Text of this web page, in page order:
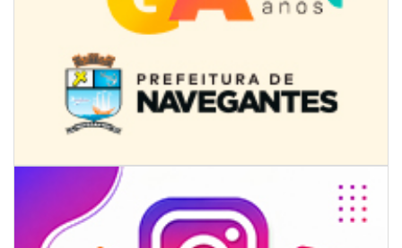
07/08/2026 | 07:00
Ambiental reforça descarte sustentável com envio de 330 quilos de
pilhas à logística reversa
GERAL